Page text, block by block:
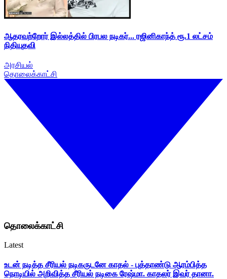
ஆதரவற்றோர் இல்லத்தில் பிரபல நடிகர்... ரஜினிகாந்த் ரூ.1 லட்சம்
நிதியுதவி
அரசியல்
தொலைக்காட்சி
தொலைக்காட்சி
Latest
உடன் நடித்த சீரியல் நடிகருடனே காதல் - புத்தாண்டு ஆரம்பித்த
நொடியில் அறிவித்த சீரியல் நடிகை ரேஷ்மா. காதலர் இவர் தானா.